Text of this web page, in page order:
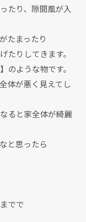
たり、隙間風が入
たまったり
たりしてきます。
のような物です。
体が悪く見えてし
ると家全体が綺麗
と思ったら
でで